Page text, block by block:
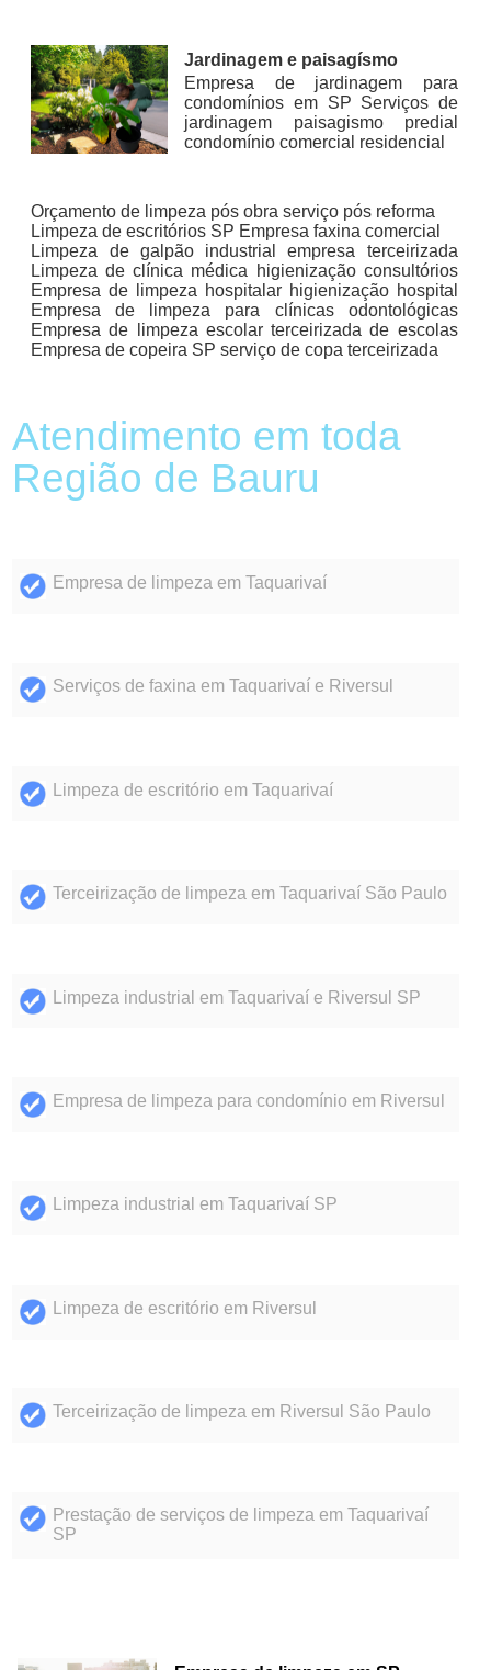
Jardinagem e paisagísmo
Empresa de jardinagem para
condomínios em SP Serviços de
jardinagem paisagismo predial
condomínio comercial residencial
Orçamento de limpeza pós obra serviço pós reforma
Limpeza de escritórios SP Empresa faxina comercial
Limpeza de galpão industrial empresa terceirizada
Limpeza de clínica médica higienização consultórios
Empresa de limpeza hospitalar higienização hospital
Empresa de limpeza para clínicas odontológicas
Empresa de limpeza escolar terceirizada de escolas
Empresa de copeira SP serviço de copa terceirizada
Atendimento em toda
Região de Bauru
Empresa de limpeza em Taquarivaí
Serviços de faxina em Taquarivaí e Riversul
Limpeza de escritório em Taquarivaí
Terceirização de limpeza em Taquarivaí São Paulo
Limpeza industrial em Taquarivaí e Riversul SP
Empresa de limpeza para condomínio em Riversul
Limpeza industrial em Taquarivaí SP
Limpeza de escritório em Riversul
Terceirização de limpeza em Riversul São Paulo
Prestação de serviços de limpeza em Taquarivaí
SP